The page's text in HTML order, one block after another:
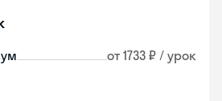
от 1733 ₽ / урок